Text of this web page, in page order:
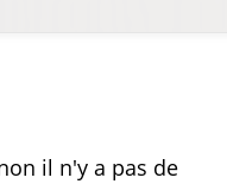
il n'y a pas de